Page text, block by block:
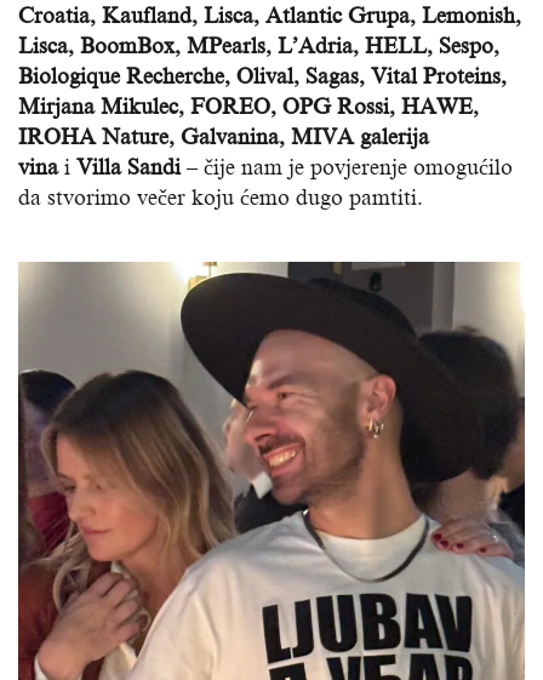
Croatia, Kaufland, Lisca, Atlantic Grupa, Lemonish,
Lisca, BoomBox, MPearls, L’Adria, HELL, Sespo,
Biologique Recherche, Olival, Sagas, Vital Proteins,
Mirjana Mikulec, FOREO, OPG Rossi, HAWE,
IROHA Nature, Galvanina, MIVA galerija
vinai Villa Sandi– čije nam je povjerenje omogućilo
da stvorimo večer koju ćemo dugo pamtiti.